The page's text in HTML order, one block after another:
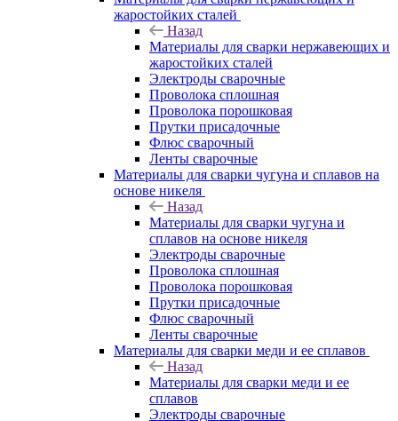
жаростойких сталей
Назад
Материалы для сварки нержавеющих и
жаростойких сталей
Электроды сварочные
Проволока сплошная
Проволока порошковая
Прутки присадочные
Флюс сварочный
Ленты сварочные
Материалы для сварки чугуна и сплавов на
основе никеля
Назад
Материалы для сварки чугуна и
сплавов на основе никеля
Электроды сварочные
Проволока сплошная
Проволока порошковая
Прутки присадочные
Флюс сварочный
Ленты сварочные
Материалы для сварки меди и ее сплавов
Назад
Материалы для сварки меди и ее
сплавов
Электроды сварочные